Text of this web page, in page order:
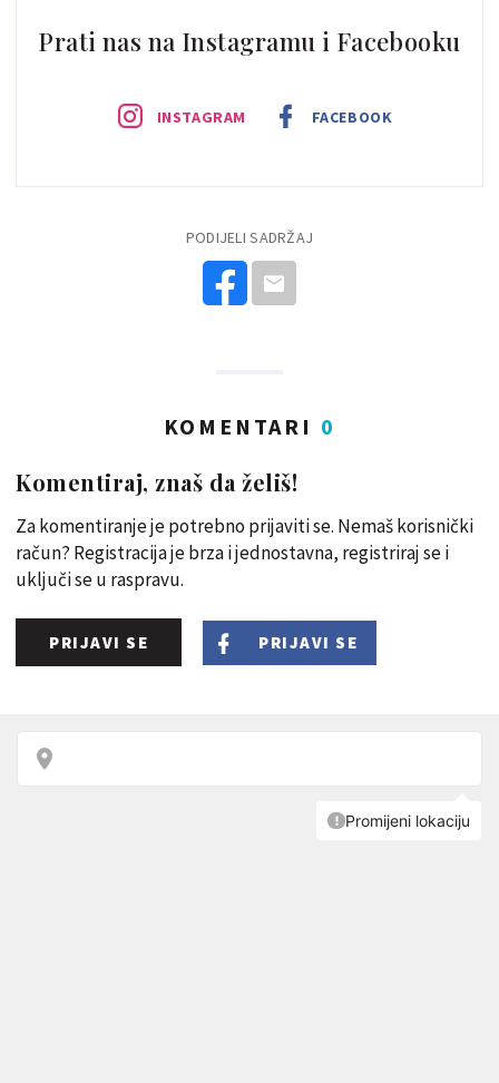
Prati nas na Instagramu i Facebooku
INSTAGRAM FACEBOOK
PODIJELI SADRŽAJ
KOMENTARI 0
Komentiraj, znaš da želiš!
Za komentiranje je potrebno prijaviti se. Nemaš korisnički
račun? Registracija je brza i jednostavna, registriraj se i
uključi se u raspravu.
PRIJAVI SE PRIJAVI SE